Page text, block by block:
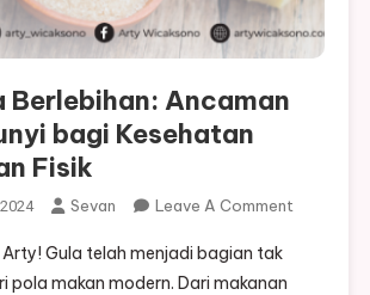
Berlebihan: Ancaman
bagi Kesehatan
Fisik
Sevan Leave A CommentOn
Gula telah menjadi bagian tak
pola makan modern. Dari makanan